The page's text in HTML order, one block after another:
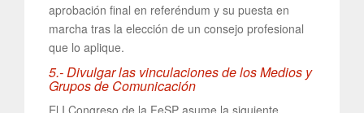
aprobación final en referéndum y su puesta en
marcha tras la elección de un consejo profesional
que lo aplique.
5.- Divulgar las vinculaciones de los Medios y
Grupos de Comunicación
El I Congreso de la FeSP asume la siguiente